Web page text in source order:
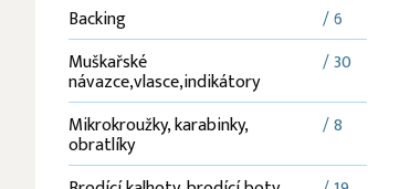
Backing
/ 6
Muškařské
návazce,vlasce,indikátory
/ 30
Mikrokroužky, karabinky,
obratlíky
/ 8